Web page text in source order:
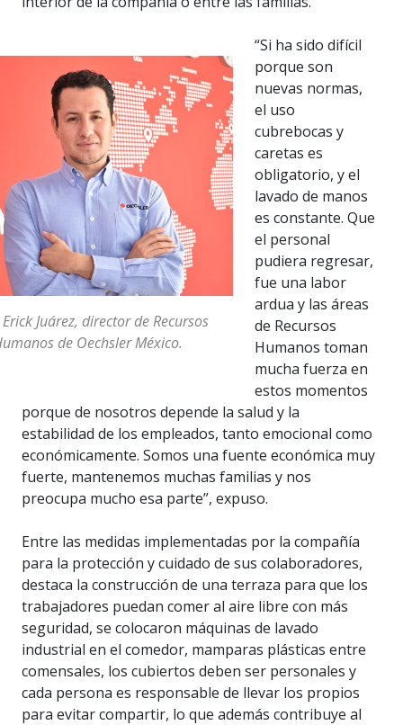
Erick Juárez, director de Recursos
de Oechsler México.
“Si ha sido difícil
porque son
nuevas normas,
el uso
cubrebocas y
caretas es
obligatorio, y el
lavado de manos
es constante. Que
el personal
pudiera regresar,
fue una labor
ardua y las áreas
de Recursos
Humanos toman
mucha fuerza en
estos momentos
porque de nosotros depende la salud y la
estabilidad de los empleados, tanto emocional como
económicamente. Somos una fuente económica muy
fuerte, mantenemos muchas familias y nos
preocupa mucho esa parte”, expuso.
Entre las medidas implementadas por la compañía
para la protección y cuidado de sus colaboradores,
destaca la construcción de una terraza para que los
trabajadores puedan comer al aire libre con más
seguridad, se colocaron máquinas de lavado
industrial en el comedor, mamparas plásticas entre
comensales, los cubiertos deben ser personales y
cada persona es responsable de llevar los propios
para evitar compartir, lo que además contribuye al